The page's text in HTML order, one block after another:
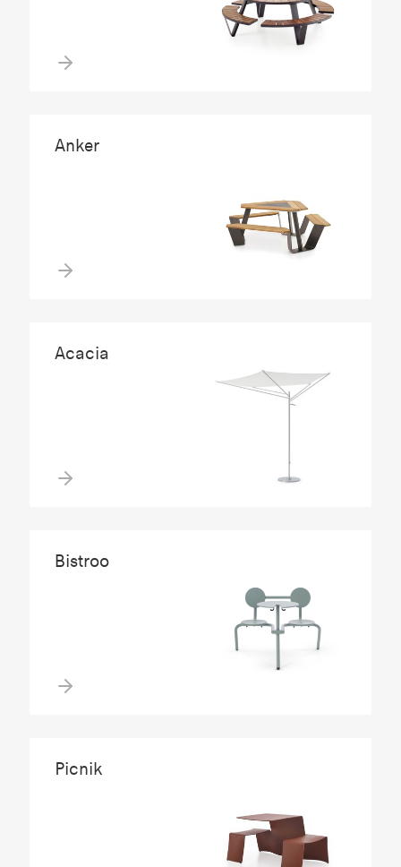
Anker
Acacia
Bistroo
Picnik